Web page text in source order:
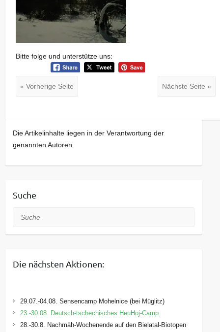
Bitte folge und unterstütze uns:
« Vorherige Seite Nächste Seite »
Die Artikelinhalte liegen in der Verantwortung der
genannten Autoren.
Suche
Suche
Die nächsten Aktionen:
29.07.-04.08. Sensencamp Mohelnice (bei Müglitz)
23.-30.08. Deutsch-tschechisches HeuHoj-Camp
28.-30.8. Nachmäh-Wochenende auf den Bielatal-Biotopen